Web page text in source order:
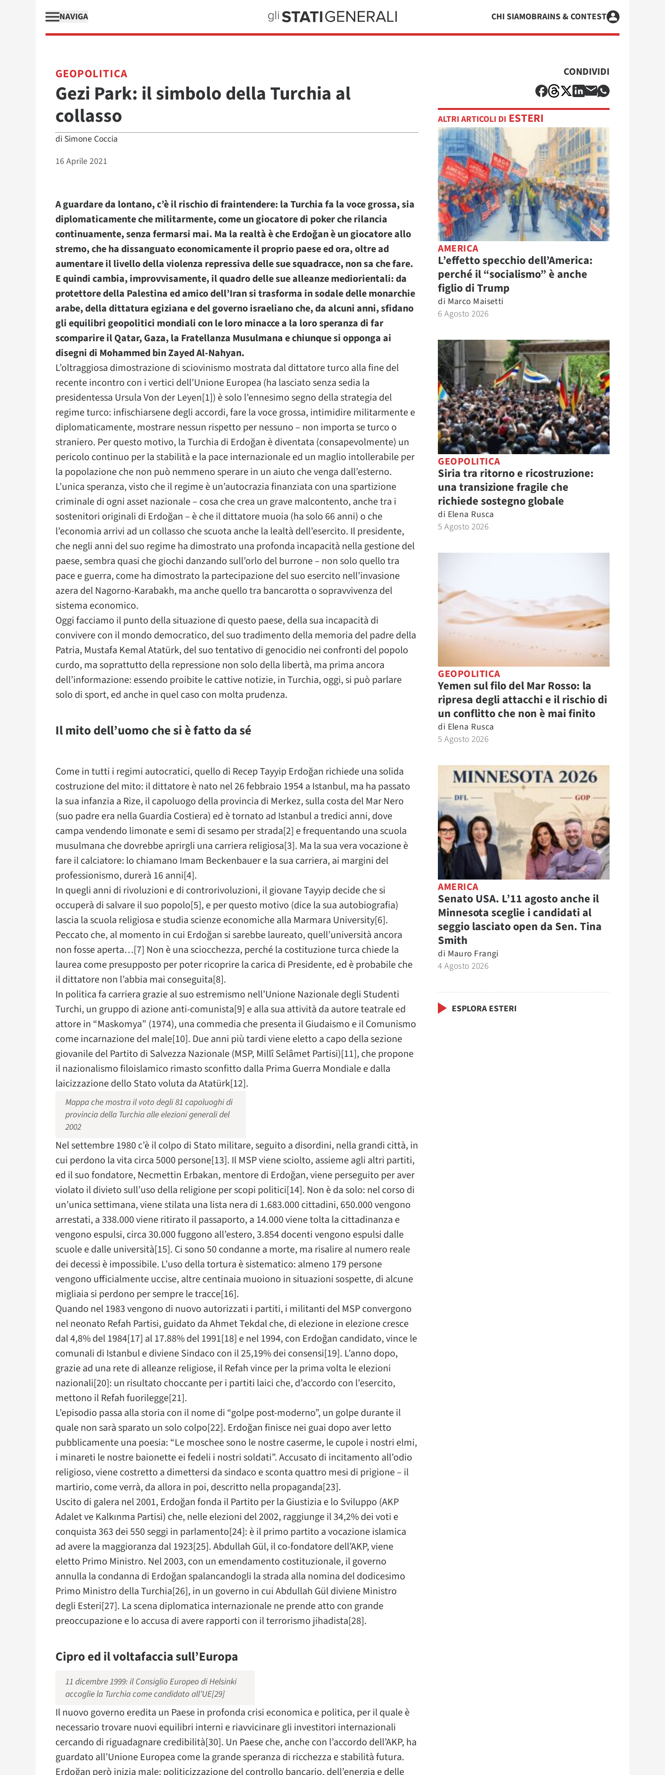
NAVIGA CHI SIAMOBRAINS & CONTEST
GEOPOLITICA
Gezi Park: il simbolo della Turchia al
collasso
di Simone Coccia
16 Aprile 2021
A guardare da lontano, c’è il rischio di fraintendere: la Turchia fa la voce grossa, sia
diplomaticamente che militarmente, come un giocatore di poker che rilancia
continuamente, senza fermarsi mai. Ma la realtà è che Erdoğan è un giocatore allo
stremo, che ha dissanguato economicamente il proprio paese ed ora, oltre ad
aumentare il livello della violenza repressiva delle sue squadracce, non sa che fare.
E quindi cambia, improvvisamente, il quadro delle sue alleanze mediorientali: da
protettore della Palestina ed amico dell’Iran si trasforma in sodale delle monarchie
arabe, della dittatura egiziana e del governo israeliano che, da alcuni anni, sfidano
gli equilibri geopolitici mondiali con le loro minacce a la loro speranza di far
scomparire il Qatar, Gaza, la Fratellanza Musulmana e chiunque si opponga ai
disegni di Mohammed bin Zayed Al-Nahyan.
L’oltraggiosa dimostrazione di sciovinismo mostrata dal dittatore turco alla fine del
recente incontro con i vertici dell’Unione Europea (ha lasciato senza sedia la
presidentessa Ursula Von der Leyen[1]) è solo l’ennesimo segno della strategia del
regime turco: infischiarsene degli accordi, fare la voce grossa, intimidire militarmente e
diplomaticamente, mostrare nessun rispetto per nessuno – non importa se turco o
straniero. Per questo motivo, la Turchia di Erdoğan è diventata (consapevolmente) un
pericolo continuo per la stabilità e la pace internazionale ed un maglio intollerabile per
la popolazione che non può nemmeno sperare in un aiuto che venga dall’esterno.
L’unica speranza, visto che il regime è un’autocrazia finanziata con una spartizione
criminale di ogni asset nazionale – cosa che crea un grave malcontento, anche tra i
sostenitori originali di Erdoğan – è che il dittatore muoia (ha solo 66 anni) o che
l’economia arrivi ad un collasso che scuota anche la lealtà dell’esercito. Il presidente,
che negli anni del suo regime ha dimostrato una profonda incapacità nella gestione del
paese, sembra quasi che giochi danzando sull’orlo del burrone – non solo quello tra
pace e guerra, come ha dimostrato la partecipazione del suo esercito nell’invasione
azera del Nagorno-Karabakh, ma anche quello tra bancarotta o sopravvivenza del
sistema economico.
Oggi facciamo il punto della situazione di questo paese, della sua incapacità di
convivere con il mondo democratico, del suo tradimento della memoria del padre della
Patria, Mustafa Kemal Atatürk, del suo tentativo di genocidio nei confronti del popolo
curdo, ma soprattutto della repressione non solo della libertà, ma prima ancora
dell’informazione: essendo proibite le cattive notizie, in Turchia, oggi, si può parlare
solo di sport, ed anche in quel caso con molta prudenza.
Il mito dell’uomo che si è fatto da sé
Come in tutti i regimi autocratici, quello di Recep Tayyip Erdoğan richiede una solida
costruzione del mito: il dittatore è nato nel 26 febbraio 1954 a Istanbul, ma ha passato
la sua infanzia a Rize, il capoluogo della provincia di Merkez, sulla costa del Mar Nero
(suo padre era nella Guardia Costiera) ed è tornato ad Istanbul a tredici anni, dove
campa vendendo limonate e semi di sesamo per strada[2] e frequentando una scuola
musulmana che dovrebbe aprirgli una carriera religiosa[3]. Ma la sua vera vocazione è
fare il calciatore: lo chiamano Imam Beckenbauer e la sua carriera, ai margini del
professionismo, durerà 16 anni[4].
In quegli anni di rivoluzioni e di controrivoluzioni, il giovane Tayyip decide che si
occuperà di salvare il suo popolo[5], e per questo motivo (dice la sua autobiografia)
lascia la scuola religiosa e studia scienze economiche alla Marmara University[6].
Peccato che, al momento in cui Erdoğan si sarebbe laureato, quell’università ancora
non fosse aperta…[7] Non è una sciocchezza, perché la costituzione turca chiede la
laurea come presupposto per poter ricoprire la carica di Presidente, ed è probabile che
il dittatore non l’abbia mai conseguita[8].
In politica fa carriera grazie al suo estremismo nell’Unione Nazionale degli Studenti
Turchi, un gruppo di azione anti-comunista[9] e alla sua attività da autore teatrale ed
attore in “Maskomya” (1974), una commedia che presenta il Giudaismo e il Comunismo
come incarnazione del male[10]. Due anni più tardi viene eletto a capo della sezione
giovanile del Partito di Salvezza Nazionale (MSP, Millî Selâmet Partisi)[11], che propone
il nazionalismo filoislamico rimasto sconfitto dalla Prima Guerra Mondiale e dalla
laicizzazione dello Stato voluta da Atatürk[12].
Mappa che mostra il voto degli 81 capoluoghi di
provincia della Turchia alle elezioni generali del
2002
Nel settembre 1980 c’è il colpo di Stato militare, seguito a disordini, nella grandi città, in
cui perdono la vita circa 5000 persone[13]. Il MSP viene sciolto, assieme agli altri partiti,
ed il suo fondatore, Necmettin Erbakan, mentore di Erdoğan, viene perseguito per aver
violato il divieto sull’uso della religione per scopi politici[14]. Non è da solo: nel corso di
un’unica settimana, viene stilata una lista nera di 1.683.000 cittadini, 650.000 vengono
arrestati, a 338.000 viene ritirato il passaporto, a 14.000 viene tolta la cittadinanza e
vengono espulsi, circa 30.000 fuggono all’estero, 3.854 docenti vengono espulsi dalle
scuole e dalle università[15]. Ci sono 50 condanne a morte, ma risalire al numero reale
dei decessi è impossibile. L’uso della tortura è sistematico: almeno 179 persone
vengono ufficialmente uccise, altre centinaia muoiono in situazioni sospette, di alcune
migliaia si perdono per sempre le tracce[16].
Quando nel 1983 vengono di nuovo autorizzati i partiti, i militanti del MSP convergono
nel neonato Refah Partisi, guidato da Ahmet Tekdal che, di elezione in elezione cresce
dal 4,8% del 1984[17] al 17.88% del 1991[18] e nel 1994, con Erdoğan candidato, vince le
comunali di Istanbul e diviene Sindaco con il 25,19% dei consensi[19]. L’anno dopo,
grazie ad una rete di alleanze religiose, il Refah vince per la prima volta le elezioni
nazionali[20]: un risultato choccante per i partiti laici che, d’accordo con l’esercito,
mettono il Refah fuorilegge[21].
L’episodio passa alla storia con il nome di “golpe post-moderno”, un golpe durante il
quale non sarà sparato un solo colpo[22]. Erdoğan finisce nei guai dopo aver letto
pubblicamente una poesia: “Le moschee sono le nostre caserme, le cupole i nostri elmi,
i minareti le nostre baionette ei fedeli i nostri soldati”. Accusato di incitamento all’odio
religioso, viene costretto a dimettersi da sindaco e sconta quattro mesi di prigione – il
martirio, come verrà, da allora in poi, descritto nella propaganda[23].
Uscito di galera nel 2001, Erdoğan fonda il Partito per la Giustizia e lo Sviluppo (AKP
Adalet ve Kalkınma Partisi) che, nelle elezioni del 2002, raggiunge il 34,2% dei voti e
conquista 363 dei 550 seggi in parlamento[24]: è il primo partito a vocazione islamica
ad avere la maggioranza dal 1923[25]. Abdullah Gül, il co-fondatore dell’AKP, viene
eletto Primo Ministro. Nel 2003, con un emendamento costituzionale, il governo
annulla la condanna di Erdoğan spalancandogli la strada alla nomina del dodicesimo
Primo Ministro della Turchia[26], in un governo in cui Abdullah Gül diviene Ministro
degli Esteri[27]. La scena diplomatica internazionale ne prende atto con grande
preoccupazione e lo accusa di avere rapporti con il terrorismo jihadista[28].
Cipro ed il voltafaccia sull’Europa
11 dicembre 1999: il Consiglio Europeo di Helsinki
accoglie la Turchia come candidato all’UE[29]
Il nuovo governo eredita un Paese in profonda crisi economica e politica, per il quale è
necessario trovare nuovi equilibri interni e riavvicinare gli investitori internazionali
cercando di riguadagnare credibilità[30]. Un Paese che, anche con l’accordo dell’AKP, ha
guardato all’Unione Europea come la grande speranza di ricchezza e stabilità futura.
Erdoğan però inizia male: politicizzazione del controllo bancario, dell’energia e delle
CONDIVIDI
ALTRI ARTICOLI DI ESTERI
AMERICA
L’effetto specchio dell’America:
perché il “socialismo” è anche
figlio di Trump
di Marco Maisetti
6 Agosto 2026
GEOPOLITICA
Siria tra ritorno e ricostruzione:
una transizione fragile che
richiede sostegno globale
di Elena Rusca
5 Agosto 2026
GEOPOLITICA
Yemen sul filo del Mar Rosso: la
ripresa degli attacchi e il rischio di
un conflitto che non è mai finito
di Elena Rusca
5 Agosto 2026
AMERICA
Senato USA. L’11 agosto anche il
Minnesota sceglie i candidati al
seggio lasciato open da Sen. Tina
Smith
di Mauro Frangi
4 Agosto 2026
ESPLORA ESTERI